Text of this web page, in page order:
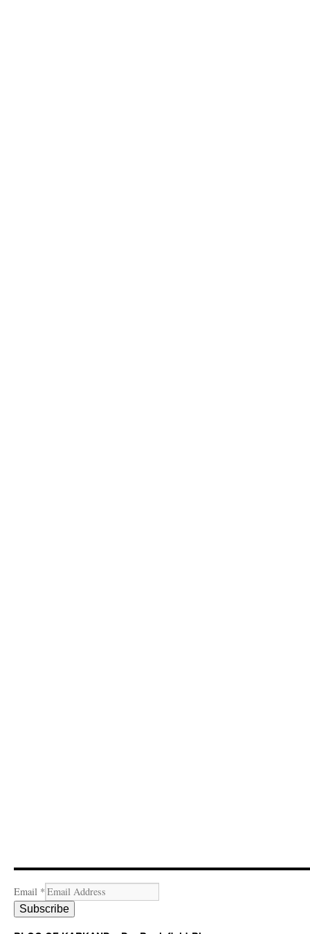
Email *
Subscribe